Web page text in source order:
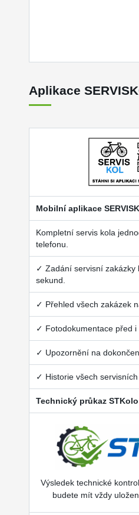
Aplikace
Mobilní aplikace
Kompletní servis kola
telefonu.
✓ Zadání servisní zakázky
sekund.
✓ Přehled všech zakázek
✓ Fotodokumentace před i
✓ Upozornění na
✓ Historie všech servisních
Technický průkaz STKolo
Výsledek technické
budete mít vždy